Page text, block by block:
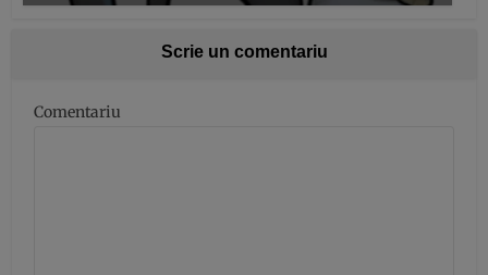
Scrie un comentariu
Comentariu